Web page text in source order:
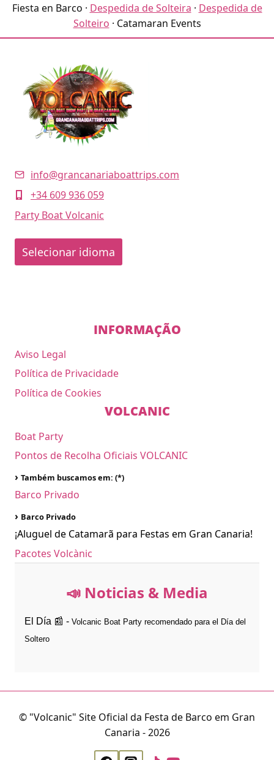
Fiesta en Barco · Despedida de Solteira · Despedida de
Solteiro · Catamaran Events
info@grancanariaboattrips.com
+34 609 936 059
Party Boat Volcanic
Selecionar idioma
INFORMAÇÃO
Aviso Legal
Política de Privacidade
Política de Cookies
VOLCANIC
Boat Party
Pontos de Recolha Oficiais VOLCANIC
› Também buscamos em: (*)
Barco Privado
› Barco Privado
¡Aluguel de Catamarã para Festas em Gran Canaria!
Pacotes Volcànic
📣 Noticias & Media
El Día 📰 - Volcanic Boat Party recomendado para el Día del
Soltero
© "Volcanic" Site Oficial da Festa de Barco em Gran
Canaria - 2026